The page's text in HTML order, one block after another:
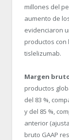
millones del
aumento de
evidenciaron
productos con
tislelizumab.
Margen
productos
del 83 %,
y del 85 %,
anterior
bruto GAAP